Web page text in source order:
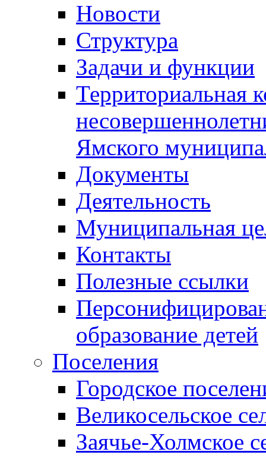
Новости
Структура
Задачи и функции
Территориальная
Ямского
Документы
Деятельность
Муниципальная
Контакты
Полезные ссылки
образование детей
Поселения
Городское
Великосельское
Заячье-Холмское